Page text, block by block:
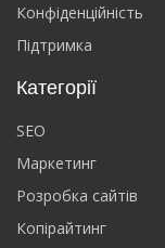
Конфіденційність
Підтримка
Категорії
SEO
Маркетинг
Розробка сайтів
Копірайтинг